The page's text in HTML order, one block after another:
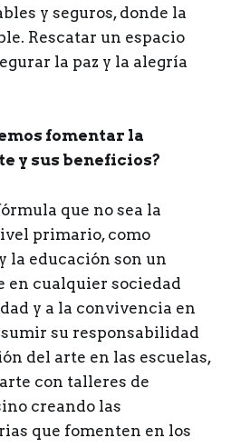
y seguros, donde la
Rescatar un espacio
la paz y la alegría
fomentar la
y sus beneficios?
que no sea la
primario, como
la educación son un
en cualquier sociedad
y a la convivencia en
su responsabilidad
del arte en las escuelas,
con talleres de
creando las
que fomenten en los